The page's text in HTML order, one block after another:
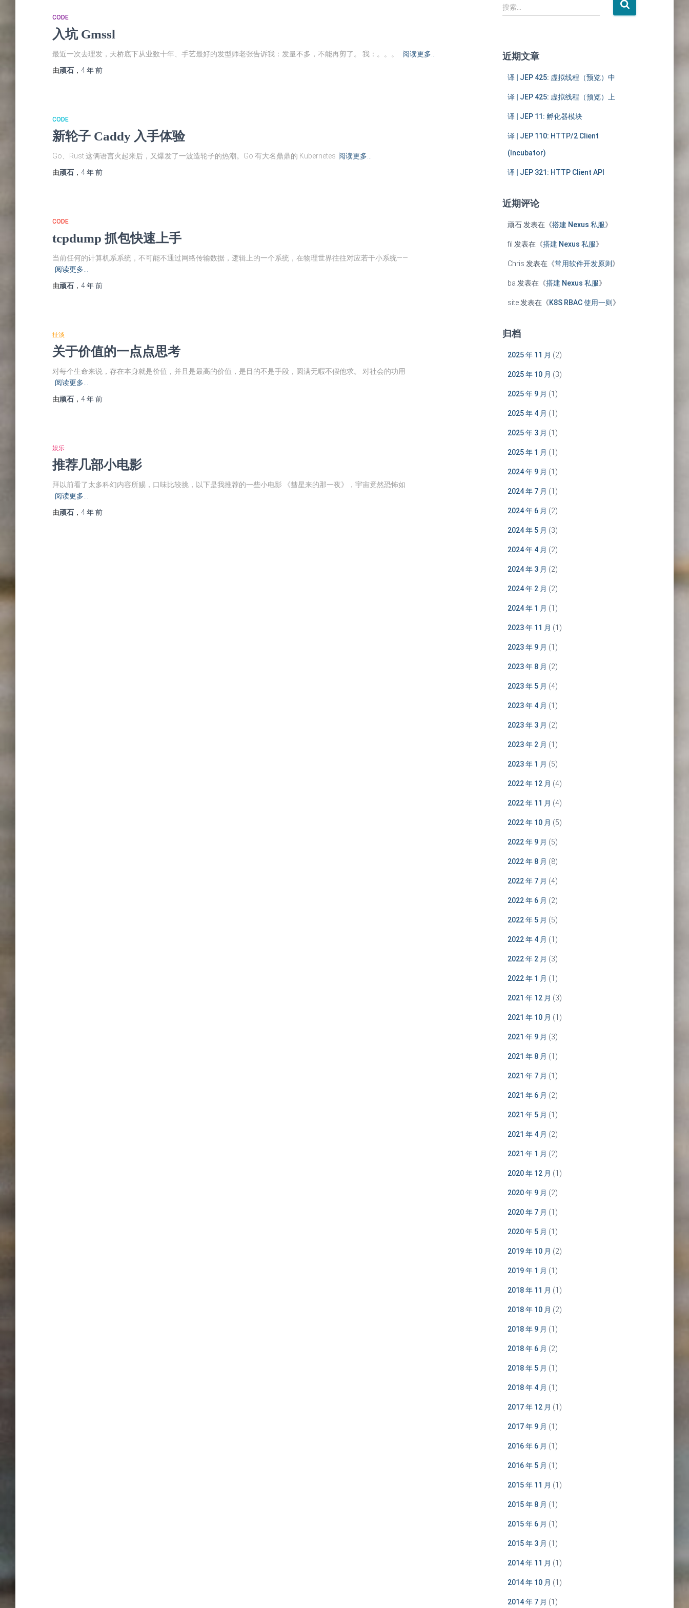
CODE
入坑 Gmssl
最近一次去理发，天桥底下从业数十年、手艺最好的发型师老张告诉我：发量不多，不能再剪了。 我：。。。
阅读更多…
由顽石 ， 4 年前
CODE
新轮子 Caddy 入手体验
Go、Rust 这俩语言火起来后，又爆发了一波造轮子的热潮。Go 有大名鼎鼎的 Kubernetes 阅读更多…
由顽石 ， 4 年前
CODE
tcpdump 抓包快速上手
当前任何的计算机系系统，不可能不通过网络传输数据，逻辑上的一个系统，在物理世界往往对应若干小系统——
阅读更多…
由顽石 ， 4 年前
扯淡
关于价值的一点点思考
对每个生命来说，存在本身就是价值，并且是最高的价值，是目的不是手段，圆满无暇不假他求。 对社会的功用
阅读更多…
由顽石 ， 4 年前
娱乐
推荐几部小电影
拜以前看了太多科幻内容所赐，口味比较挑，以下是我推荐的一些小电影 《彗星来的那一夜》，宇宙竟然恐怖如
阅读更多…
由顽石 ， 4 年前
搜
索
搜索…
近期文章
译 | JEP 425: 虚拟线程（预览）中
译 | JEP 425: 虚拟线程（预览）上
译 | JEP 11: 孵化器模块
译 | JEP 110: HTTP/2 Client
(Incubator)
译 | JEP 321: HTTP Client API
近期评论
顽石发表在《搭建 Nexus 私服》
fil 发表在《搭建 Nexus 私服》
Chris 发表在《常用软件开发原则 》
ba 发表在《搭建 Nexus 私服》
site发表在《K8S RBAC 使用一则 》
归档
2025 年 11 月 (2)
2025 年 10 月 (3)
2025 年 9 月 (1)
2025 年 4 月 (1)
2025 年 3 月 (1)
2025 年 1 月 (1)
2024 年 9 月 (1)
2024 年 7 月 (1)
2024 年 6 月 (2)
2024 年 5 月 (3)
2024 年 4 月 (2)
2024 年 3 月 (2)
2024 年 2 月 (2)
2024 年 1 月 (1)
2023 年 11 月 (1)
2023 年 9 月 (1)
2023 年 8 月 (2)
2023 年 5 月 (4)
2023 年 4 月 (1)
2023 年 3 月 (2)
2023 年 2 月 (1)
2023 年 1 月 (5)
2022 年 12 月 (4)
2022 年 11 月 (4)
2022 年 10 月 (5)
2022 年 9 月 (5)
2022 年 8 月 (8)
2022 年 7 月 (4)
2022 年 6 月 (2)
2022 年 5 月 (5)
2022 年 4 月 (1)
2022 年 2 月 (3)
2022 年 1 月 (1)
2021 年 12 月 (3)
2021 年 10 月 (1)
2021 年 9 月 (3)
2021 年 8 月 (1)
2021 年 7 月 (1)
2021 年 6 月 (2)
2021 年 5 月 (1)
2021 年 4 月 (2)
2021 年 1 月 (2)
2020 年 12 月 (1)
2020 年 9 月 (2)
2020 年 7 月 (1)
2020 年 5 月 (1)
2019 年 10 月 (2)
2019 年 1 月 (1)
2018 年 11 月 (1)
2018 年 10 月 (2)
2018 年 9 月 (1)
2018 年 6 月 (2)
2018 年 5 月 (1)
2018 年 4 月 (1)
2017 年 12 月 (1)
2017 年 9 月 (1)
2016 年 6 月 (1)
2016 年 5 月 (1)
2015 年 11 月 (1)
2015 年 8 月 (1)
2015 年 6 月 (1)
2015 年 3 月 (1)
2014 年 11 月 (1)
2014 年 10 月 (1)
2014 年 7 月 (1)